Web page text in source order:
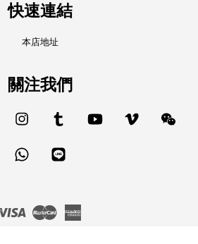
快速連結
本店地址
關注我們
Pinterest Instagram Tumblr YouTube Vimeo
Whatsapp
Visa Master